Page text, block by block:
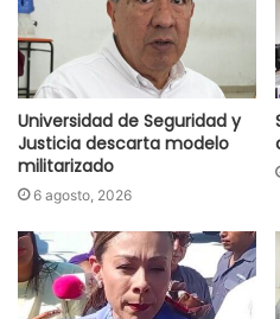
Universidad de Seguridad y
Justicia descarta modelo
militarizado
6 agosto, 2026